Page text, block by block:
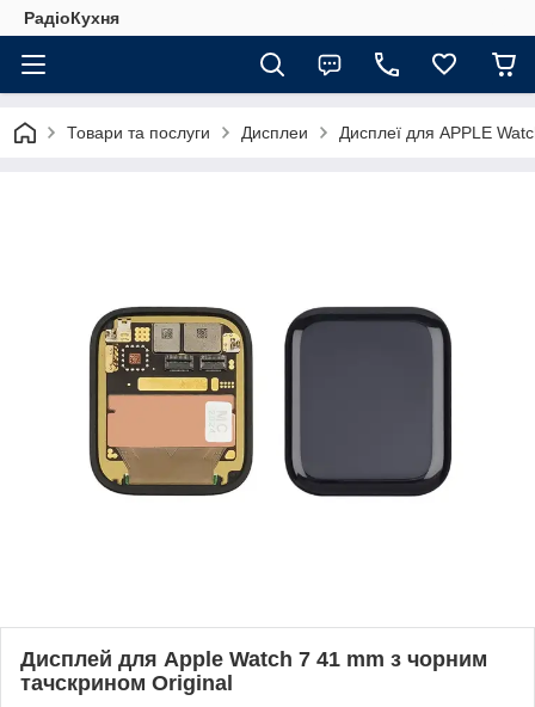
РадіоКухня
Товари та послуги Дисплеи Дисплеї для APPLE
Дисплей для Apple Watch 7 41 mm з чорним
тачскрином Original